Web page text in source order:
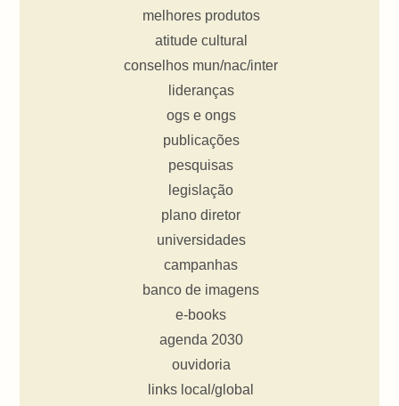
melhores produtos
atitude cultural
conselhos mun/nac/inter
lideranças
ogs e ongs
publicações
pesquisas
legislação
plano diretor
universidades
campanhas
banco de imagens
e-books
agenda 2030
ouvidoria
links local/global